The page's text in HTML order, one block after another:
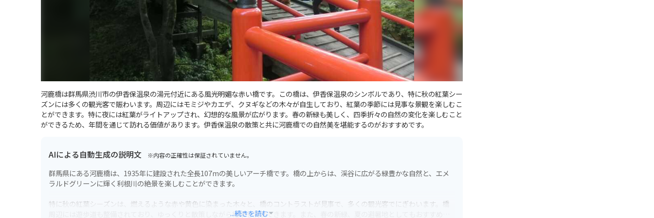
河鹿橋は群馬県渋川市の伊香保温泉の湯元付近にある風光明媚な赤い橋です。この橋は、伊香保温泉のシンボルであり、特に秋の紅葉シー
ズンには多くの観光客で賑わいます。周辺にはモミジやカエデ、クヌギなどの木々が自生しており、紅葉の季節には見事な景観を楽しむこ
とができます。特に夜には紅葉がライトアップされ、幻想的な風景が広がります。春の新緑も美しく、四季折々の自然の変化を楽しむこと
ができるため、年間を通じて訪れる価値があります。伊香保温泉の散策と共に河鹿橋での自然美を堪能するのがおすすめです。
AIによる自動生成の説明文 ※内容の正確性は保証されていません。
群馬県にある河鹿橋は、1935年に建設された全長107mの美しいアーチ橋です。橋の上からは、渓谷に広がる緑豊かな自然と、エメ
ラルドグリーンに輝く利根川の絶景を楽しむことができます。
特に秋の紅葉シーズンは、燃えるような赤や黄色に染まった木々と、橋のコントラストが見事で、多くの観光客でにぎわいます。橋
周辺には遊歩道も整備されており、ゆっくりと散策しながら絶景を満喫できます。また、春の新緑、夏の避暑地としてもおすすめで
...続きを読む